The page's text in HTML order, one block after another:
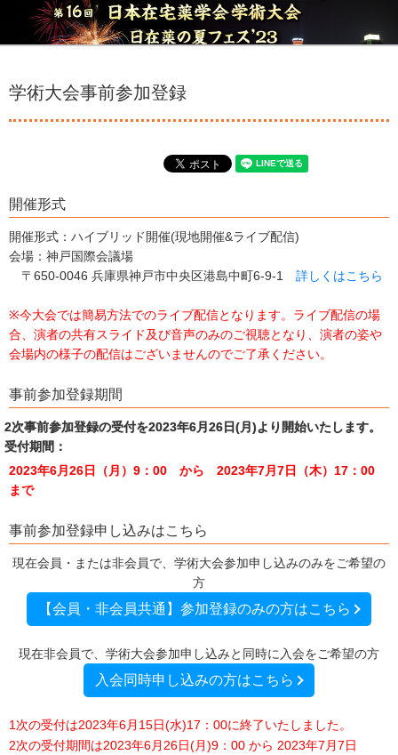
学術大会事前参加登録
開催形式
開催形式：ハイブリッド開催(現地開催&ライブ配信)
会場：神戸国際会議場
〒650-0046 兵庫県神戸市中央区港島中町6-9-1 詳しくはこちら
※今大会では簡易方法でのライブ配信となります。ライブ配信の場
合、演者の共有スライド及び音声のみのご視聴となり、演者の姿や
会場内の様子の配信はございませんのでご了承ください。
事前参加登録期間
2次事前参加登録の受付を2023年6月26日(月)より開始いたします。
受付期間：
2023年6月26日（月）9：00 から 2023年7月7日（木）17：00
まで
事前参加登録申し込みはこちら
現在会員・または非会員で、学術大会参加申し込みのみをご希望の
方
【会員・非会員共通】参加登録のみの方はこちら
現在非会員で、学術大会参加申し込みと同時に入会をご希望の方
入会同時申し込みの方はこちら
1次の受付は2023年6月15日(水)17：00に終了いたしました。
2次の受付期間は2023年6月26日(月)9：00 から 2023年7月7日